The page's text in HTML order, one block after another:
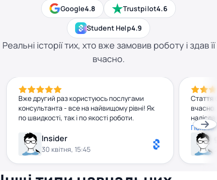
Google4.8 Trustpilot4.6
Student Help4.9
Реальні історії тих, хто вже замовив роботу і здав її
вчасно.
Вже другий раз користуюсь послугами
консультанта - все на найвищому рівні! Як
по швидкості, так і по якості роботи.
Insider
30 квітня, 15:45
Стаття
вчасно.